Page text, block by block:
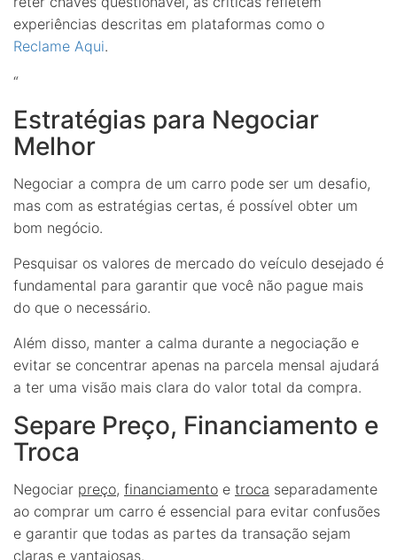
experiências descritas em plataformas como o
Reclame Aqui.
“
Estratégias para Negociar
Melhor
Negociar a compra de um carro pode ser um desafio,
mas com as estratégias certas, é possível obter um
bom negócio.
Pesquisar os valores de mercado do veículo desejado é
fundamental para garantir que você não pague mais
do que o necessário.
Além disso, manter a calma durante a negociação e
evitar se concentrar apenas na parcela mensal ajudará
a ter uma visão mais clara do valor total da compra.
Separe Preço, Financiamento e
Troca
Negociar preço, financiamento e troca separadamente
ao comprar um carro é essencial para evitar confusões
e garantir que todas as partes da transação sejam
claras e vantajosas.